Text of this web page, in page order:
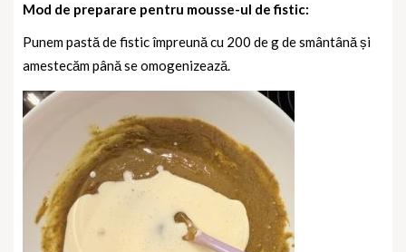
Mod de preparare pentru mousse-ul de fistic:
Punem pastă de fistic împreună cu 200 de g de smântână și
amestecăm până se omogenizează.